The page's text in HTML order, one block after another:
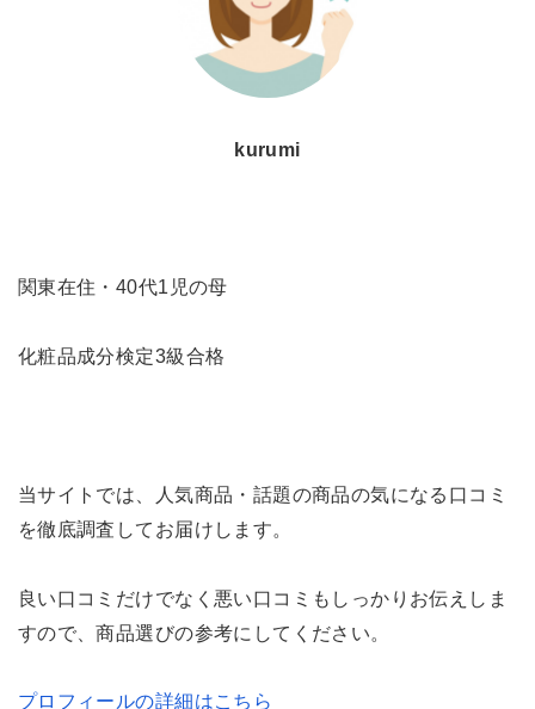
kurumi
関東在住・40代1児の母
化粧品成分検定3級合格
当サイトでは、人気商品・話題の商品の気になる口コミ
を徹底調査してお届けします。
良い口コミだけでなく悪い口コミもしっかりお伝えしま
すので、商品選びの参考にしてください。
プロフィールの詳細はこちら